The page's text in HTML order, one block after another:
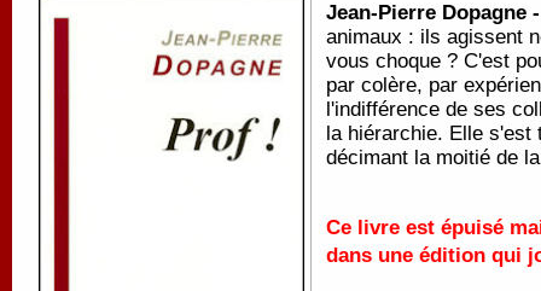
Jean-Pierre Dopagne
animaux : ils agissent
vous choque ? C'est
par colère, par
l'indifférence de ses
la hiérarchie. Elle s'est
décimant la moitié de
Ce livre est épuisé
dans une édition qui